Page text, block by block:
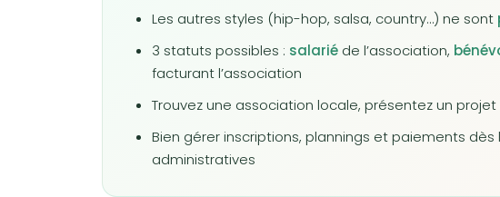
Les autres styles (hip-hop, salsa, country…) ne sont
3 statuts possibles : salarié de l’association,
facturant l’association
Trouvez une association locale, présentez un
Bien gérer inscriptions, plannings et paiements
administratives